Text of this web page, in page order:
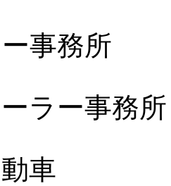
事務所
ラー事務所
車